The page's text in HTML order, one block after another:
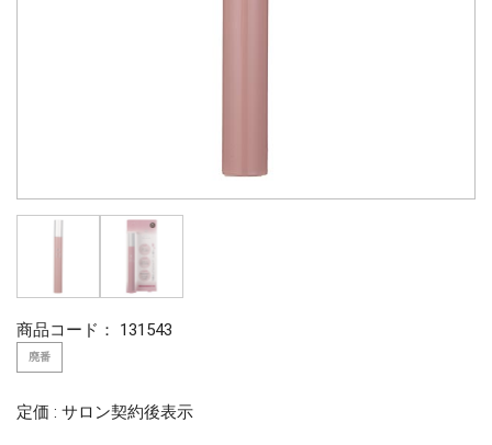
商品コード： 131543
廃番
定価 : サロン契約後表示